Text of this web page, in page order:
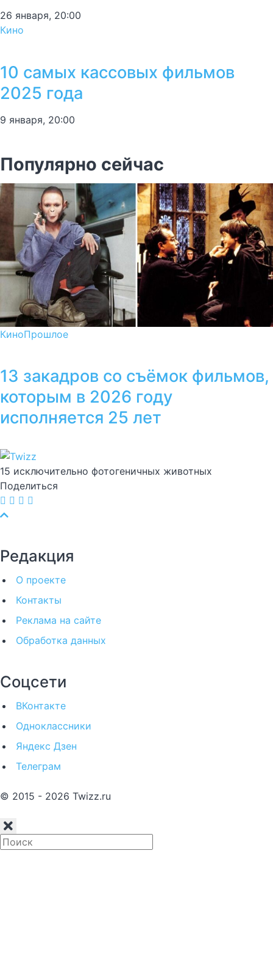
26 января, 20:00
Кино
10 самых кассовых фильмов
2025 года
9 января, 20:00
Популярно сейчас
КиноПрошлое
13 закадров со съёмок фильмов,
которым в 2026 году
исполняется 25 лет
15 исключительно фотогеничных животных
Поделиться
Редакция
О проекте
Контакты
Реклама на сайте
Обработка данных
Соцсети
ВКонтакте
Одноклассники
Яндекс Дзен
Телеграм
© 2015 - 2026 Twizz.ru